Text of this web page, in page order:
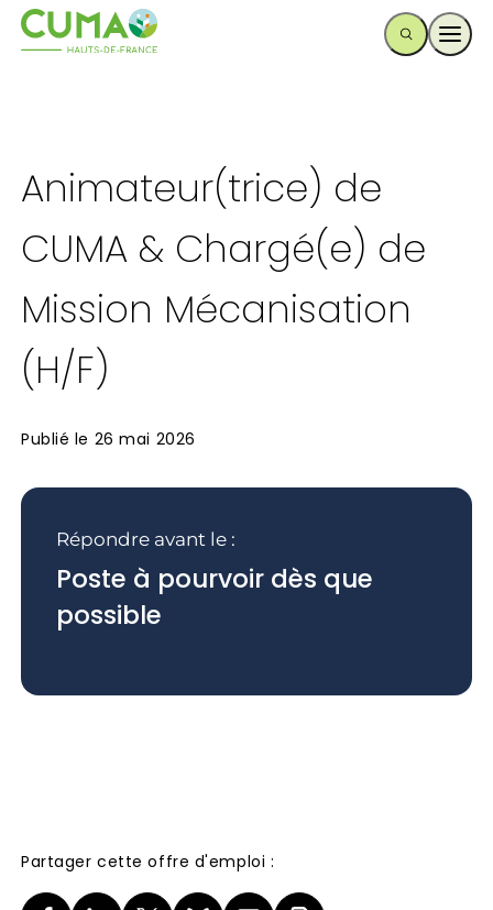
Animateur(trice) de
CUMA & Chargé(e) de
Mission Mécanisation
(H/F)
Publié le 26 mai 2026
Répondre avant le :
Poste à pourvoir dès que
possible
Partager cette offre d'emploi :